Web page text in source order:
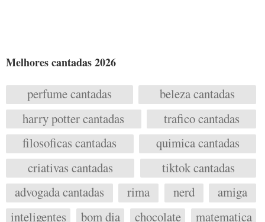
Melhores cantadas 2026
perfume cantadas
beleza cantadas
harry potter cantadas
trafico cantadas
filosoficas cantadas
quimica cantadas
criativas cantadas
tiktok cantadas
advogada cantadas
rima nerd
amiga
inteligentes
bom dia chocolate matematica